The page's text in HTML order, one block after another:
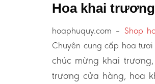
Hoa khai
hoaphuquy.com – Shop
Chuyên cung cấp hoa tươi
chúc mừng khai
trương cửa hàng, hoa